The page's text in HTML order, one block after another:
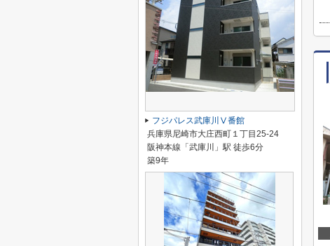
フジパレス武庫川Ⅴ番館
兵庫県尼崎市大庄西町１丁目25-24
阪神本線「武庫川」駅 徒歩6分
築9年